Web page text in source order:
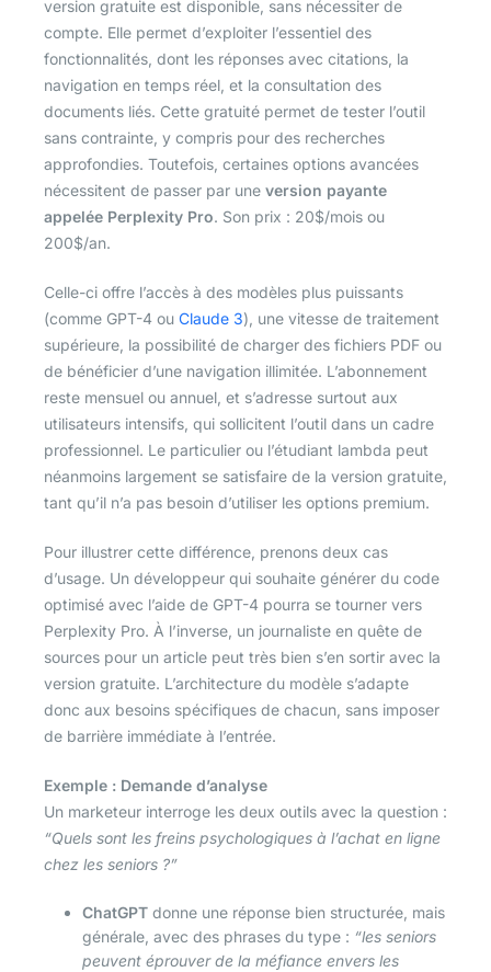
version gratuite est disponible, sans nécessiter de
compte. Elle permet d’exploiter l’essentiel des
fonctionnalités, dont les réponses avec citations, la
navigation en temps réel, et la consultation des
documents liés. Cette gratuité permet de tester l’outil
sans contrainte, y compris pour des recherches
approfondies. Toutefois, certaines options avancées
nécessitent de passer par une version payante
appelée Perplexity Pro. Son prix : 20$/mois ou
200$/an.
Celle-ci offre l’accès à des modèles plus puissants
(comme GPT-4 ou Claude 3), une vitesse de traitement
supérieure, la possibilité de charger des fichiers PDF ou
de bénéficier d’une navigation illimitée. L’abonnement
reste mensuel ou annuel, et s’adresse surtout aux
utilisateurs intensifs, qui sollicitent l’outil dans un cadre
professionnel. Le particulier ou l’étudiant lambda peut
néanmoins largement se satisfaire de la version gratuite,
tant qu’il n’a pas besoin d’utiliser les options premium.
Pour illustrer cette différence, prenons deux cas
d’usage. Un développeur qui souhaite générer du code
optimisé avec l’aide de GPT-4 pourra se tourner vers
Perplexity Pro. À l’inverse, un journaliste en quête de
sources pour un article peut très bien s’en sortir avec la
version gratuite. L’architecture du modèle s’adapte
donc aux besoins spécifiques de chacun, sans imposer
de barrière immédiate à l’entrée.
Exemple : Demande d’analyse
Un marketeur interroge les deux outils avec la question :
“Quels sont les freins psychologiques à l’achat en ligne
chez les seniors ?”
ChatGPT donne une réponse bien structurée, mais
générale, avec des phrases du type : “les seniors
peuvent éprouver de la méfiance envers les